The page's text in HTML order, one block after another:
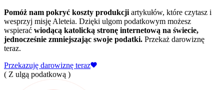
Pomóż nam pokryć koszty produkcji artykułów, które czytasz i
wesprzyj misję Aleteia. Dzięki ulgom podatkowym możesz
wspierać wiodącą katolicką stronę internetową na świecie,
jednocześnie zmniejszając swoje podatki. Przekaż darowiznę
teraz.
Przekazuję darowiznę teraz
( Z ulgą podatkową )